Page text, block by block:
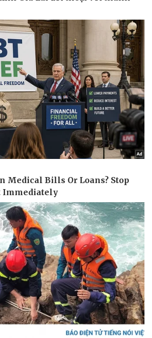
Công nghệ
Sành điệu
Tin Công nghệ
Trải nghiệm
Chuyển đổi số